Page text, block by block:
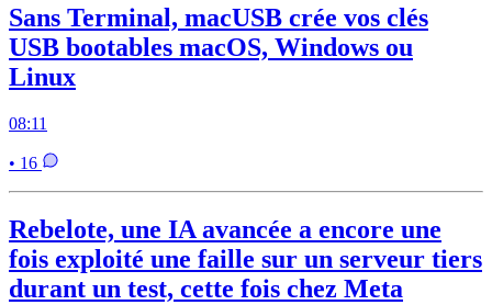
Sans Terminal, macUSB crée vos clés
USB bootables macOS, Windows ou
Linux
08:11
• 16
Rebelote, une IA avancée a encore une
fois exploité une faille sur un serveur tiers
durant un test, cette fois chez Meta